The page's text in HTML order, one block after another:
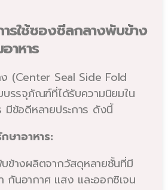
รใช้ซองซีลกลางพับข้าง
าหาร
(Center Seal Side Fold
บรรจุภัณฑ์ที่ได้รับความนิยมใน
มีข้อดีหลายประการ ดังนี้
ษาอาหาร:
ข้างผลิตจากวัสดุหลายชั้นที่มี
นอากาศ แสง และออกซิเจน